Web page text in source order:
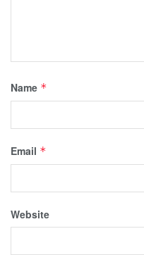
Name *
Email *
Website